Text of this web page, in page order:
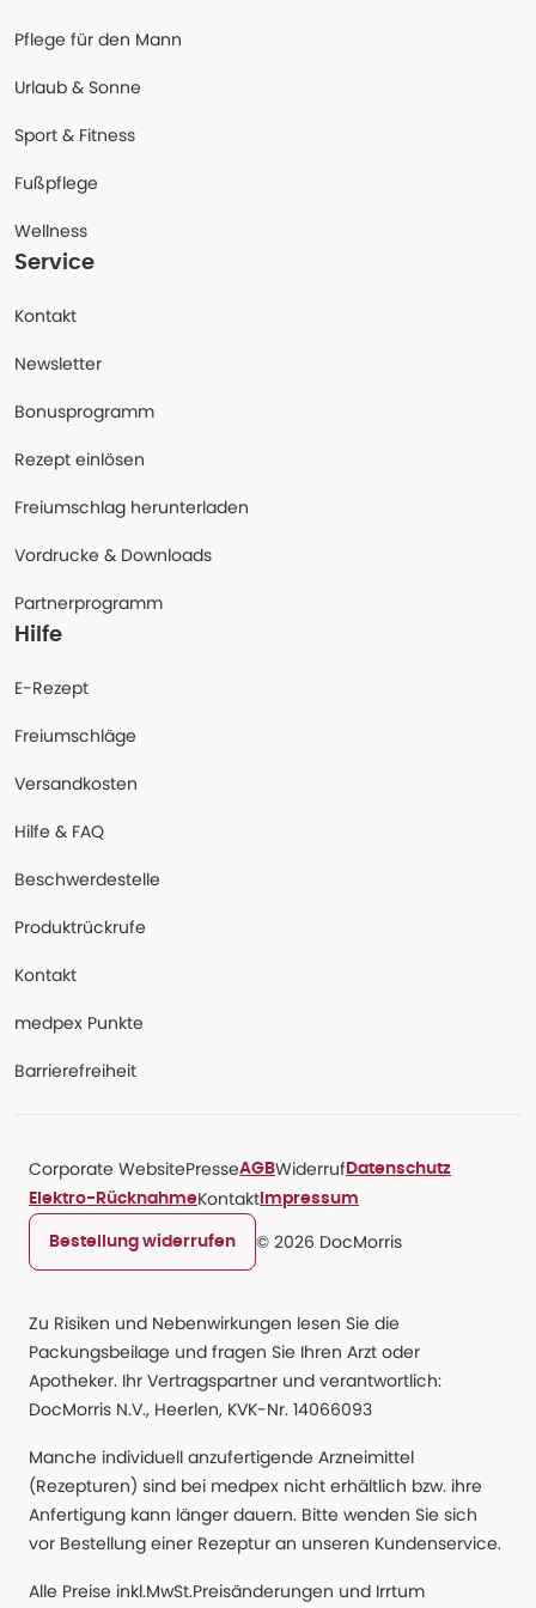
Pflege für den Mann
Urlaub & Sonne
Sport & Fitness
Fußpflege
Wellness
Service
Kontakt
Newsletter
Bonusprogramm
Rezept einlösen
Freiumschlag herunterladen
Vordrucke & Downloads
Partnerprogramm
Hilfe
E-Rezept
Freiumschläge
Versandkosten
Hilfe & FAQ
Beschwerdestelle
Produktrückrufe
Kontakt
medpex Punkte
Barrierefreiheit
Corporate WebsitePresseAGBWiderruf Datenschutz
Elektro-RücknahmeKontakt Impressum
Bestellung widerrufen © 2026 DocMorris
Zu Risiken und Nebenwirkungen lesen Sie die
Packungsbeilage und fragen Sie Ihren Arzt oder
Apotheker. Ihr Vertragspartner und verantwortlich:
DocMorris N.V., Heerlen, KVK-Nr. 14066093
Manche individuell anzufertigende Arzneimittel
(Rezepturen) sind bei medpex nicht erhältlich bzw. ihre
Anfertigung kann länger dauern. Bitte wenden Sie sich
vor Bestellung einer Rezeptur an unseren Kundenservice.
Alle Preise inkl.MwSt.Preisänderungen und Irrtum